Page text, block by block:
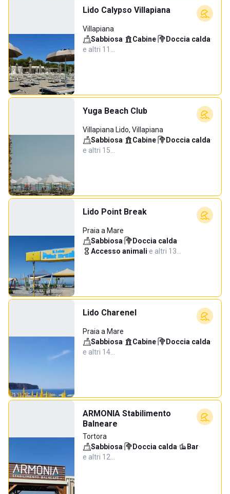
Lido Calypso Villapiana
Villapiana
Sabbiosa· Cabine· Doccia calda·
e altri 11…
Yuga Beach Club
Villapiana Lido, Villapiana
Sabbiosa· Cabine· Doccia calda·
e altri 15…
Lido Point Break
Praia a Mare
Sabbiosa· Doccia calda·
Accesso animali·e altri 13…
Lido Charenel
Praia a Mare
Sabbiosa· Cabine· Doccia calda·
e altri 14…
ARMONIA Stabilimento
Balneare
Tortora
Sabbiosa· Doccia calda· Bar·
e altri 12…